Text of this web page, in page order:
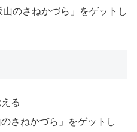
のさねかづら」をゲットし
る
さねかづら」をゲットし